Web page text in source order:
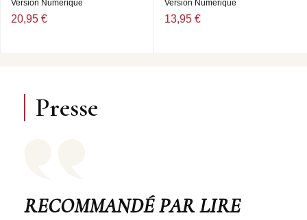
Version Numérique
20,95 €
Version Numérique
13,95 €
Presse
RECOMMANDÉ PAR LIRE